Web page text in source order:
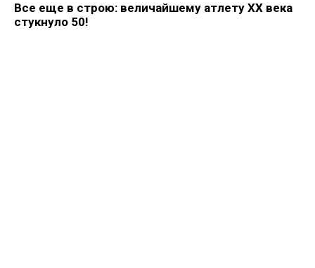
Все еще в строю: величайшему атлету ХХ века
стукнуло 50!